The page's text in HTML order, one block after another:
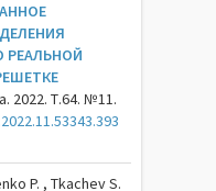
РЕАЛЬНОЙ
2022. Т.64. №11.
P. , Tkachev S.